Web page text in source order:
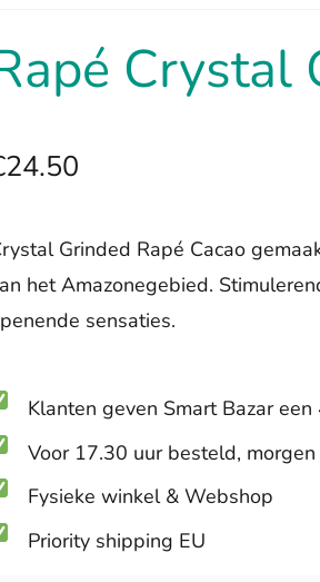
Crystal
24.50
Grinded Rapé Cacao
het Amazonegebied.
sensaties.
Klanten geven Smart Bazar een
Voor 17.30 uur besteld, morgen
Fysieke winkel & Webshop
Priority shipping EU